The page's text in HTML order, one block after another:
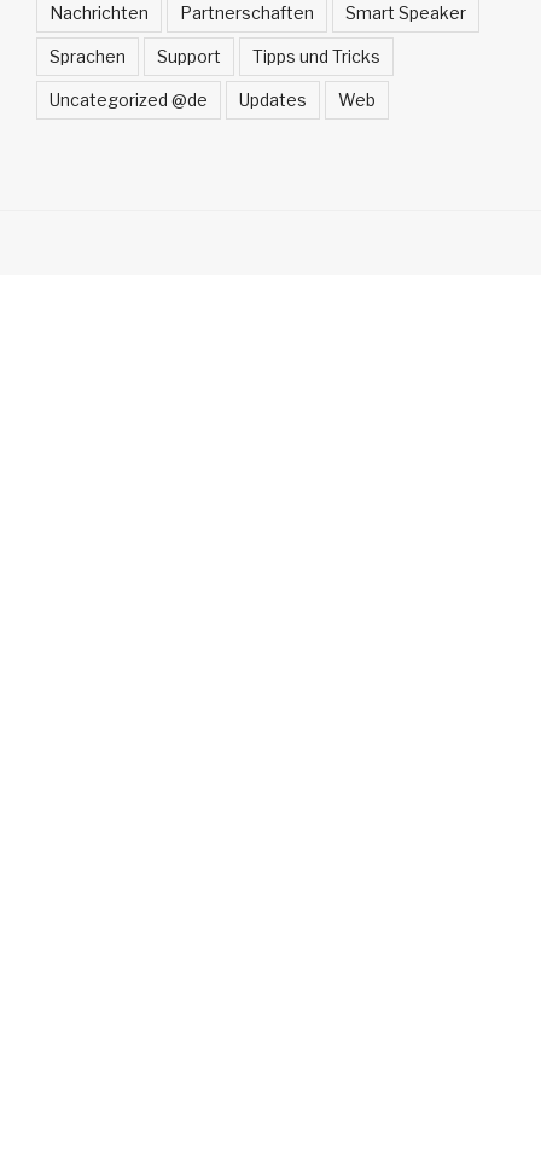
Nachrichten Partnerschaften Smart Speaker
Sprachen Support Tipps und Tricks
Uncategorized @de Updates Web